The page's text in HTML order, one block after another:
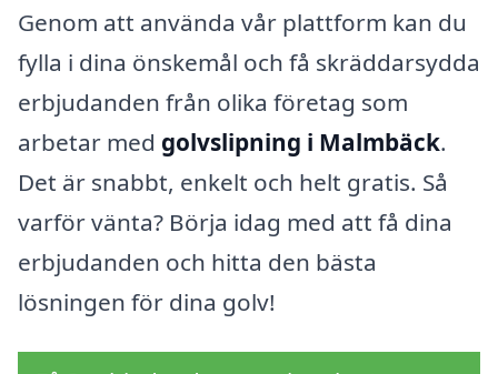
Genom att använda vår plattform kan du
fylla i dina önskemål och få skräddarsydda
erbjudanden från olika företag som
arbetar med golvslipning i Malmbäck.
Det är snabbt, enkelt och helt gratis. Så
varför vänta? Börja idag med att få dina
erbjudanden och hitta den bästa
lösningen för dina golv!